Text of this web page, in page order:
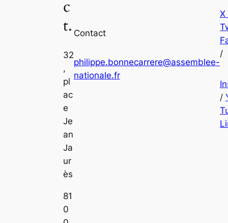
c
t.
32
,
pl
ac
e
Je
an
Ja
ur
ès
81
0
Contact
philippe.bonnecarrere@assemblee-
nationale.fr
X
/
/